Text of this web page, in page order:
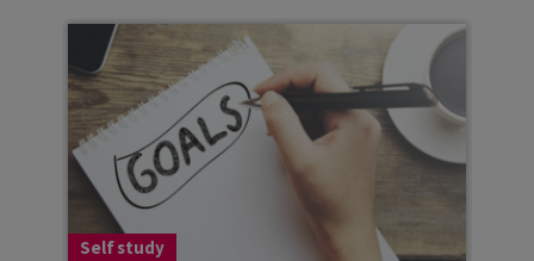
Self study